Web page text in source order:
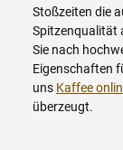
Stoßzeiten die
Spitzenqualität
Sie nach
Eigenschaften
uns Kaffee
überzeugt.